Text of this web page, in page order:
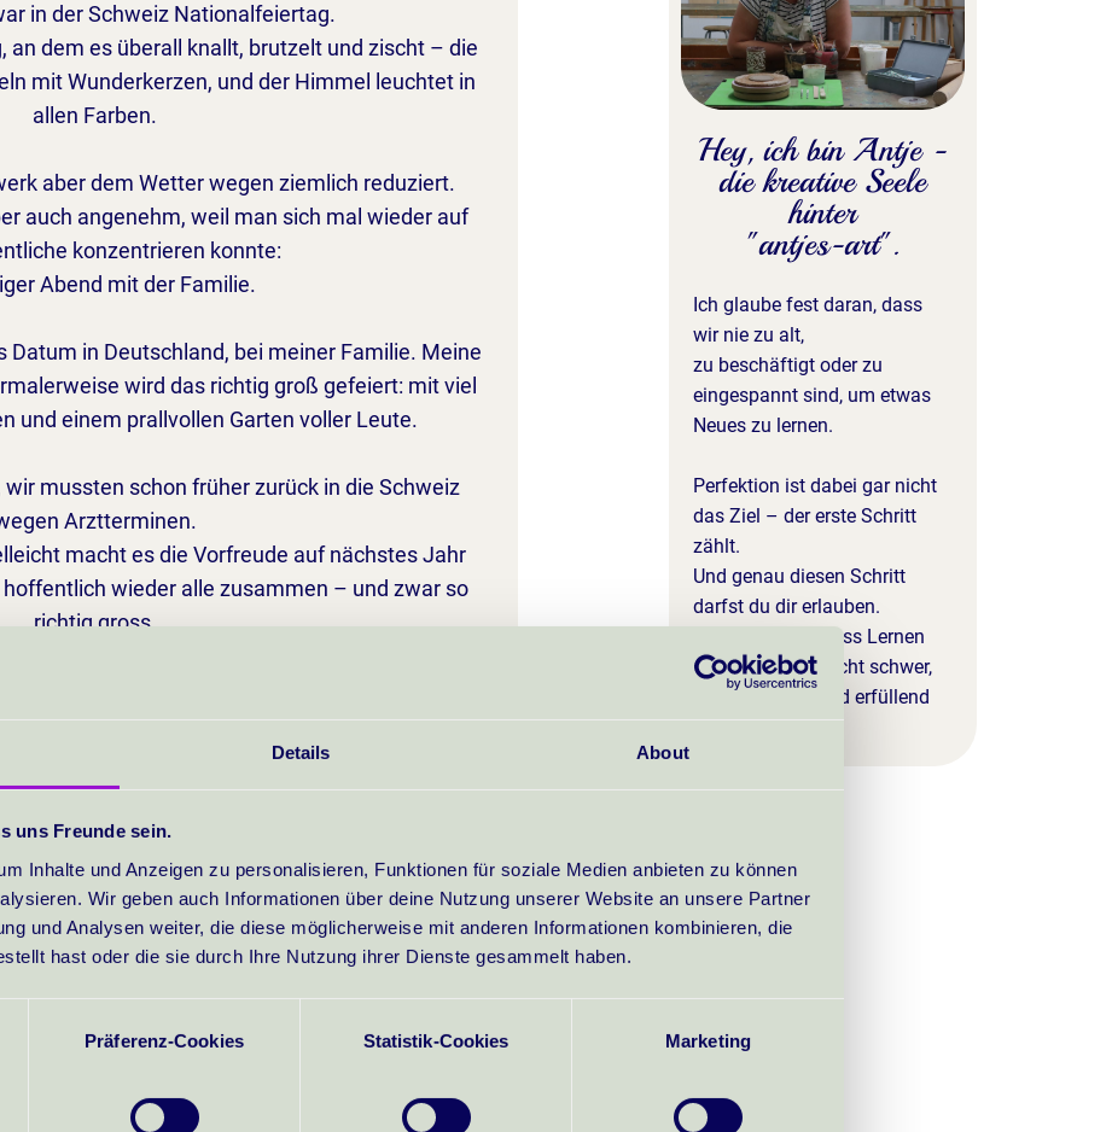
Details About
uns Freunde sein.
Inhalte und Anzeigen zu personalisieren, Funktionen für soziale Medien anbieten zu können
Wir geben auch Informationen über deine Nutzung unserer Website an unsere Partner
und Analysen weiter, die diese möglicherweise mit anderen Informationen kombinieren, die
hast oder die sie durch Ihre Nutzung ihrer Dienste gesammelt haben.
Präferenz-Cookies Statistik-Cookies Marketing
in der Schweiz Nationalfeiertag.
an dem es überall knallt, brutzelt und zischt – die
mit Wunderkerzen, und der Himmel leuchtet in
allen Farben.
aber dem Wetter wegen ziemlich reduziert.
auch angenehm, weil man sich mal wieder auf
konzentrieren konnte:
Abend mit der Familie.
in Deutschland, bei meiner Familie. Meine
wird das richtig groß gefeiert: mit viel
und einem prallvollen Garten voller Leute.
mussten schon früher zurück in die Schweiz
Arztterminen.
macht es die Vorfreude auf nächstes Jahr
wieder alle zusammen – und zwar so
richtig gross.
<Nationalfeiertag >
Hey, ich bin Antje -
die kreative Seele
hinter
"antjes-art".
Ich glaube fest daran, dass
wir nie zu alt,
zu beschäftigt oder zu
eingespannt sind, um etwas
Neues zu lernen.
Perfektion ist dabei gar nicht
das Ziel – der erste Schritt
zählt.
Und genau diesen Schritt
darfst du dir erlauben.
Mir ist wichtig, dass Lernen
und Kreativität nicht schwer,
sondern leicht und erfüllend
sind.